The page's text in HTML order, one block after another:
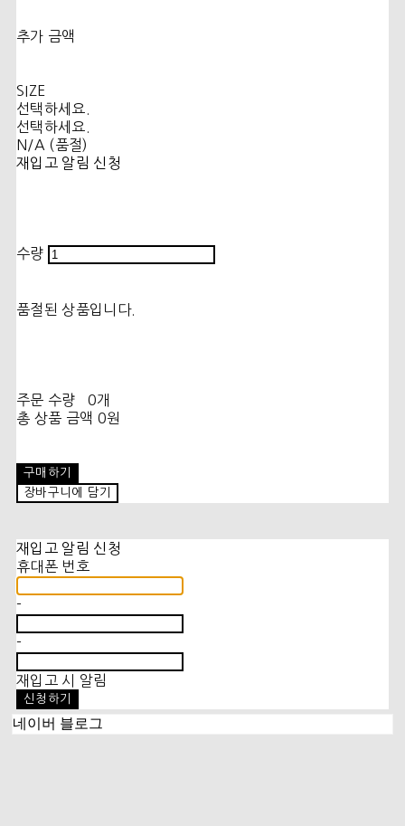
추가 금액
SIZE
선택하세요.
선택하세요.
N/A (품절)
재입고 알림 신청
수량
품절된 상품입니다.
주문 수량
0개
총 상품 금액 0원
구매하기
장바구니에 담기
재입고 알림 신청
휴대폰 번호
-
-
재입고 시 알림
신청하기
네이버 블로그